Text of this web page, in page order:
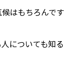
はもちろんです
についても知る